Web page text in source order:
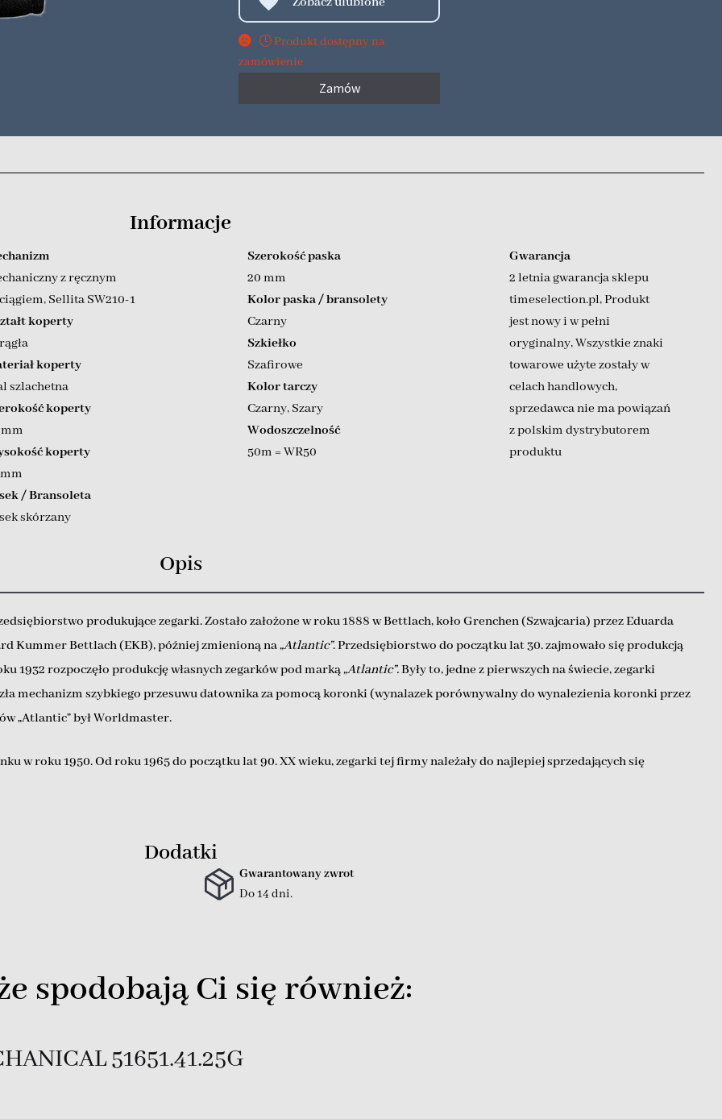
🕓 Produkt dostępny na
zamówienie
Zamów
Informacje
z ręcznym
, Sellita SW210-1
koperty
koperty
szlachetna
koperty
koperty
/ Bransoleta
skórzany
Szerokość paska
20 mm
Kolor paska / bransolety
Czarny
Szkiełko
Szafirowe
Kolor tarczy
Czarny, Szary
Wodoszczelność
50m = WR50
Gwarancja
2 letnia gwarancja sklepu
timeselection.pl,Produkt
jest nowy i w pełni
oryginalny,Wszystkie znaki
towarowe użyte zostały w
celach handlowych,
sprzedawca nie ma powiązań
z polskim dystrybutorem
produktu
Opis
produkujące zegarki. Zostało założone w roku 1888 w Bettlach, koło Grenchen (Szwajcaria) przez Eduarda
Kummer Bettlach (EKB), później zmienioną na„Atlantic”. Przedsiębiorstwo do początku lat 30. zajmowało się produkcją
1932 rozpoczęło produkcję własnych zegarków pod marką„Atlantic”.Były to, jedne z pierwszych na świecie, zegarki
mechanizm szybkiego przesuwu datownika za pomocą koronki (wynalazek porównywalny do wynalezienia koronki przez
„Atlantic” był Worldmaster.
w roku 1950. Od roku 1965 do początku lat 90. XX wieku, zegarki tej firmy należały do najlepiej sprzedających się
Dodatki
Gwarantowany zwrot
Do 14 dni.
spodobają Ci się również:
51651.41.25G